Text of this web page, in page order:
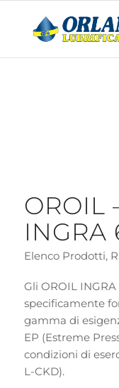
OROIL
INGRA
Elenco Prodotti,
Gli OROIL
specificamente
gamma di
EP (Estreme
condizioni di
L-CKD).